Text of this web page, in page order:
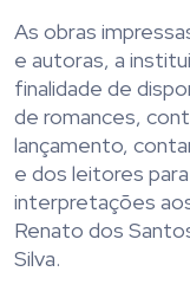
As obras
e autoras, a
finalidade de
de romances,
lançamento,
e dos leitores
interpretações
Renato dos
Silva.